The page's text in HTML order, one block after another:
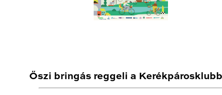
Őszi bringás reggeli a